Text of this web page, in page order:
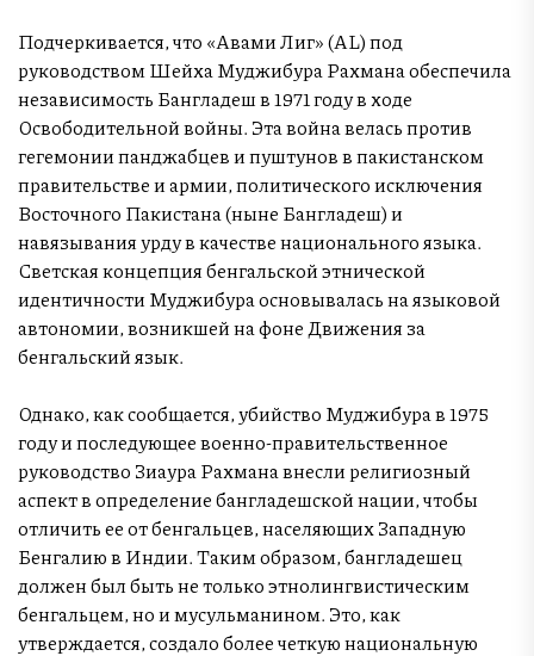
Подчеркивается, что «Авами Лиг» (AL) под
руководством Шейха Муджибура Рахмана обеспечила
независимость Бангладеш в 1971 году в ходе
Освободительной войны. Эта война велась против
гегемонии панджабцев и пуштунов в пакистанском
правительстве и армии, политического исключения
Восточного Пакистана (ныне Бангладеш) и
навязывания урду в качестве национального языка.
Светская концепция бенгальской этнической
идентичности Муджибура основывалась на языковой
автономии, возникшей на фоне Движения за
бенгальский язык.
Однако, как сообщается, убийство Муджибура в 1975
году и последующее военно-правительственное
руководство Зиаура Рахмана внесли религиозный
аспект в определение бангладешской нации, чтобы
отличить ее от бенгальцев, населяющих Западную
Бенгалию в Индии. Таким образом, бангладешец
должен был быть не только этнолингвистическим
бенгальцем, но и мусульманином. Это, как
утверждается, создало более четкую национальную